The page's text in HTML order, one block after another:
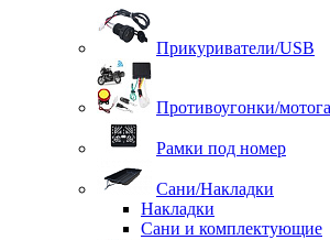
Прикуриватели/USB
Противоугонки/
Рамки под номер
Сани/Накладки
Накладки
Сани и комплектующие